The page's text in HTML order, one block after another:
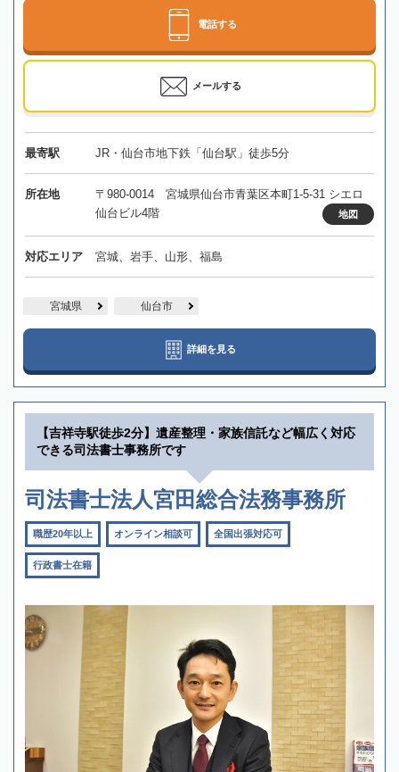
電話する
メールする
最寄駅 JR・仙台市地下鉄「仙台駅」徒歩5分
所在地
〒980-0014 宮城県仙台市青葉区本町1-5-31 シエロ
仙台ビル4階
地図
対応エリア 宮城、岩手、山形、福島
宮城県 仙台市
詳細を見る
【吉祥寺駅徒歩2分】遺産整理・家族信託など幅広く対応
できる司法書士事務所です
司法書士法人宮田総合法務事務所
職歴20年以上 オンライン相談可 全国出張対応可
行政書士在籍